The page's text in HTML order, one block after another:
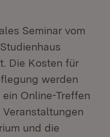
Seminar vom
Die Kosten für
werden
Online-Treffen
und die